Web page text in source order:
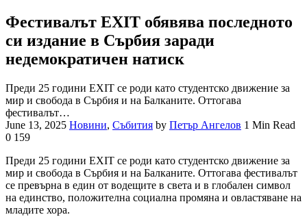
Фестивалът EXIT обявява последното
си издание в Сърбия заради
недемократичен натиск
Преди 25 години EXIT се роди като студентско движение за
мир и свобода в Сърбия и на Балканите. Оттогава
фестивалът…
June 13, 2025 Новини, Събития by Петър Ангелов 1 Min Read
0 159
Преди 25 години EXIT се роди като студентско движение за
мир и свобода в Сърбия и на Балканите. Оттогава фестивалът
се превърна в един от водещите в света и в глобален символ
на единство, положителна социална промяна и овластяване на
младите хора.